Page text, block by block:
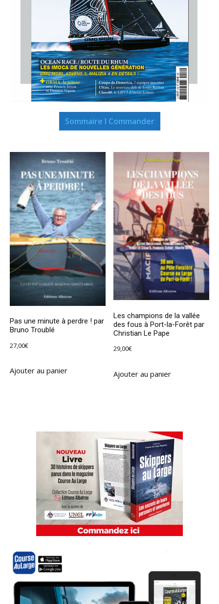
Sommaire I Commander
Pas une minute à perdre ! par
Bruno Troublé
27,00€
Ajouter au panier
Les champions de la vallée
des fous à Port-la-Forêt par
Christian Le Pape
29,00€
Ajouter au panier